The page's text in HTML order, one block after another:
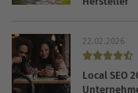
22.02.2026
Local SEO